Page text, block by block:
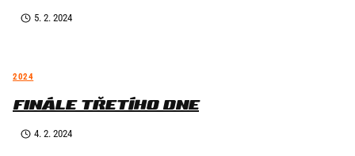
5. 2. 2024
2024
FINÁLE TŘETÍHO DNE
4. 2. 2024